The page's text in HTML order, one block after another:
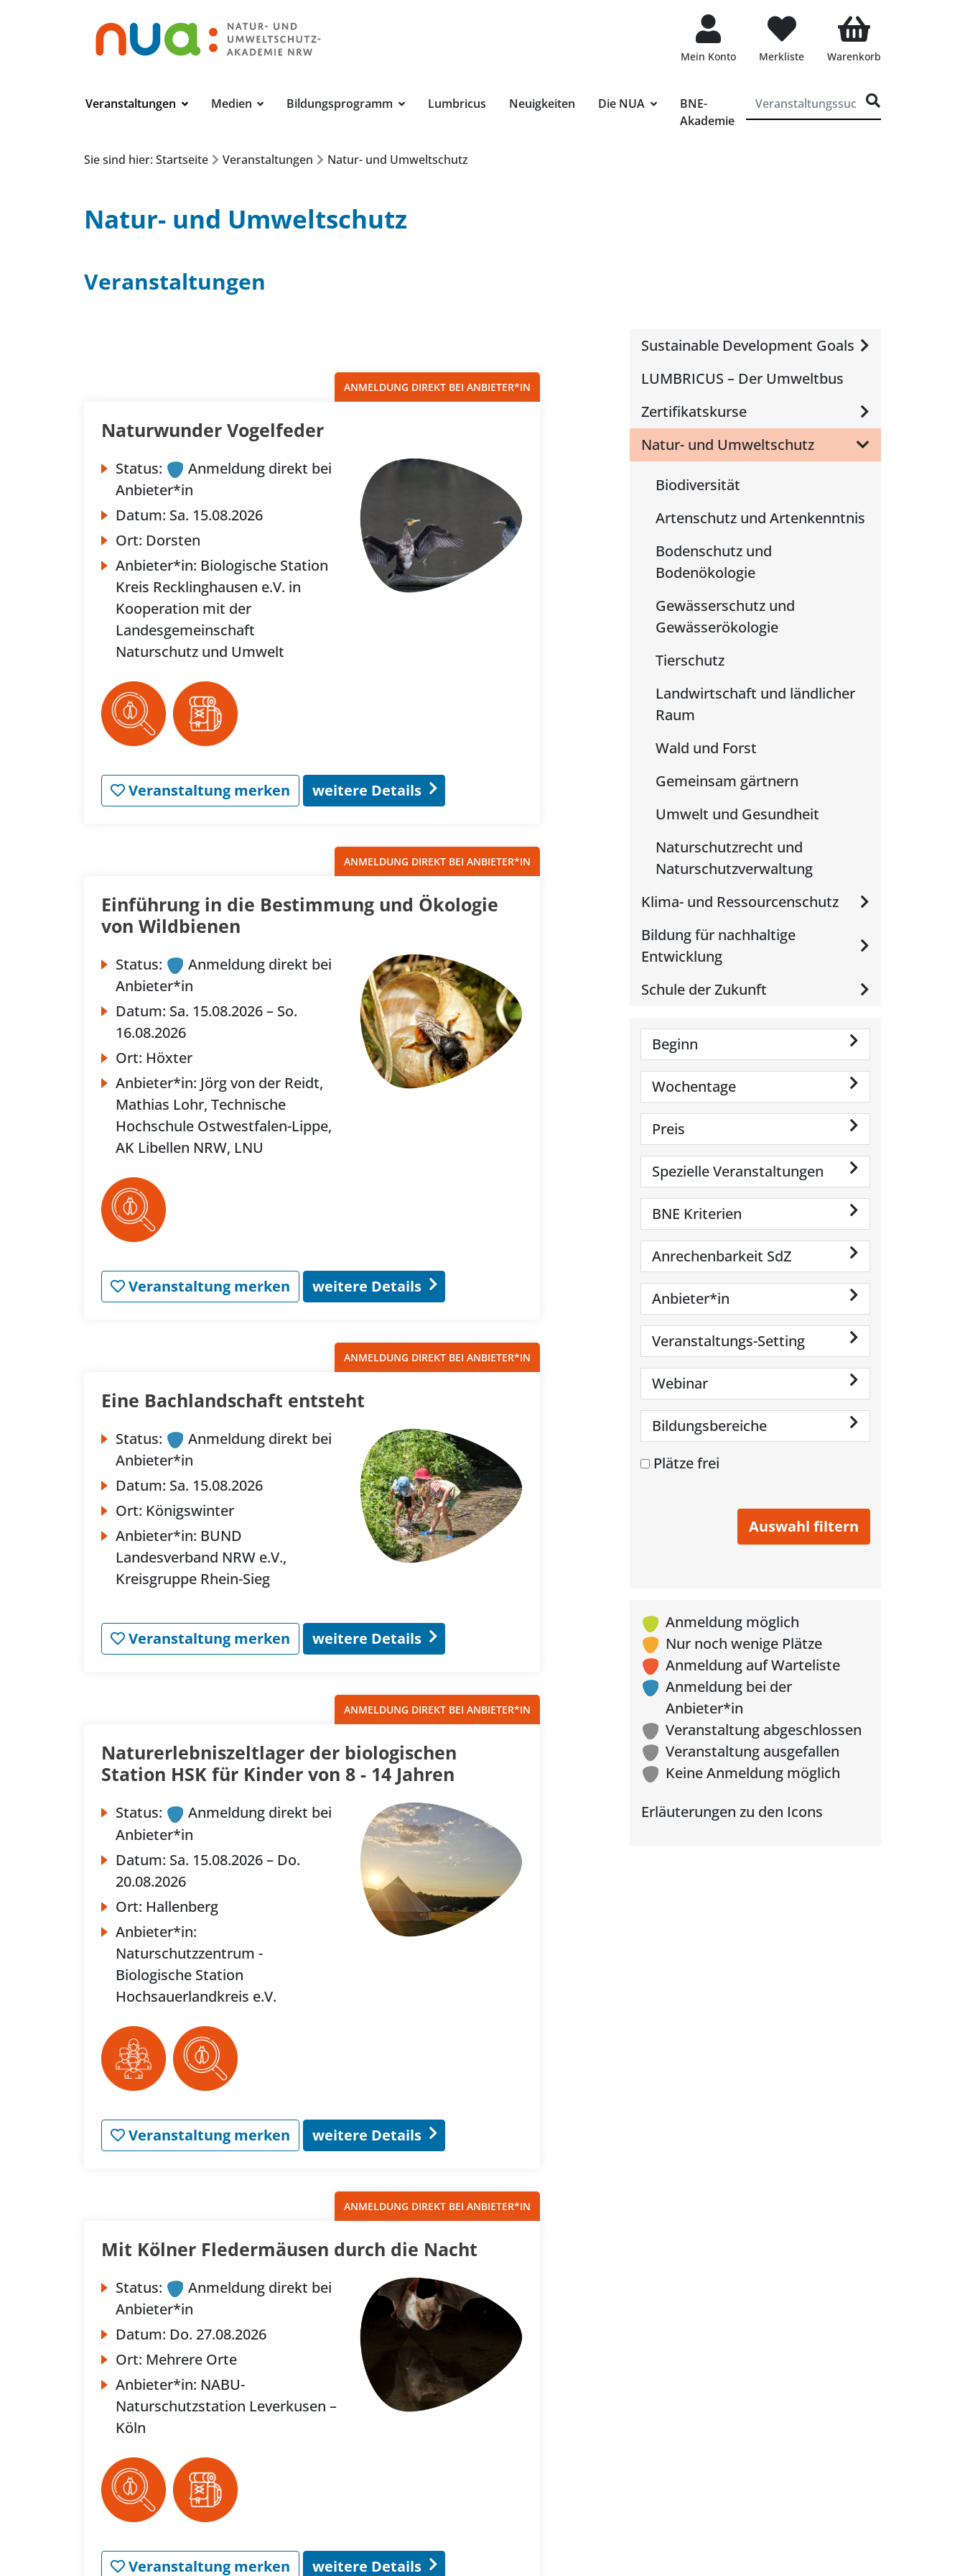
Mein Konto Merkliste Warenkorb
Veranstaltungen Medien Bildungsprogramm Lumbricus Neuigkeiten Die NUA
BNE-
Akademie
Sie sind hier: Startseite Veranstaltungen Natur- und Umweltschutz
Natur- und Umweltschutz
Veranstaltungen
ANMELDUNG DIREKT BEI ANBIETER*IN
Naturwunder Vogelfeder
Status:
Anmeldung direkt bei
Anbieter*in
Datum: Sa. 15.08.2026
Ort: Dorsten
Anbieter*in: Biologische Station
Kreis Recklinghausen e.V. in
Kooperation mit der
Landesgemeinschaft
Naturschutz und Umwelt
Veranstaltung merken weitere Details
ANMELDUNG DIREKT BEI ANBIETER*IN
Einführung in die Bestimmung und Ökologie
von Wildbienen
Status:
Anmeldung direkt bei
Anbieter*in
Datum: Sa. 15.08.2026 – So.
16.08.2026
Ort: Höxter
Anbieter*in: Jörg von der Reidt,
Mathias Lohr, Technische
Hochschule Ostwestfalen-Lippe,
AK Libellen NRW, LNU
Veranstaltung merken weitere Details
ANMELDUNG DIREKT BEI ANBIETER*IN
Eine Bachlandschaft entsteht
Status:
Anmeldung direkt bei
Anbieter*in
Datum: Sa. 15.08.2026
Ort: Königswinter
Anbieter*in: BUND
Landesverband NRW e.V.,
Kreisgruppe Rhein-Sieg
Veranstaltung merken weitere Details
ANMELDUNG DIREKT BEI ANBIETER*IN
Naturerlebniszeltlager der biologischen
Station HSK für Kinder von 8 - 14 Jahren
Status:
Anmeldung direkt bei
Anbieter*in
Datum: Sa. 15.08.2026 – Do.
20.08.2026
Ort: Hallenberg
Anbieter*in:
Naturschutzzentrum -
Biologische Station
Hochsauerlandkreis e.V.
Veranstaltung merken weitere Details
ANMELDUNG DIREKT BEI ANBIETER*IN
Mit Kölner Fledermäusen durch die Nacht
Status:
Anmeldung direkt bei
Anbieter*in
Datum: Do. 27.08.2026
Ort: Mehrere Orte
Anbieter*in: NABU-
Naturschutzstation Leverkusen –
Köln
Veranstaltung merken weitere Details
Sustainable Development Goals
LUMBRICUS – Der Umweltbus
Zertifikatskurse
Natur- und Umweltschutz
Biodiversität
Artenschutz und Artenkenntnis
Bodenschutz und
Bodenökologie
Gewässerschutz und
Gewässerökologie
Tierschutz
Landwirtschaft und ländlicher
Raum
Wald und Forst
Gemeinsam gärtnern
Umwelt und Gesundheit
Naturschutzrecht und
Naturschutzverwaltung
Klima- und Ressourcenschutz
Bildung für nachhaltige
Entwicklung
Schule der Zukunft
Beginn
Wochentage
Preis
Spezielle Veranstaltungen
BNE Kriterien
Anrechenbarkeit SdZ
Anbieter*in
Veranstaltungs-Setting
Webinar
Bildungsbereiche
Plätze frei
Anmeldung möglich
Nur noch wenige Plätze
Anmeldung auf Warteliste
Anmeldung bei der
Anbieter*in
Veranstaltung abgeschlossen
Veranstaltung ausgefallen
Keine Anmeldung möglich
Erläuterungen zu den Icons